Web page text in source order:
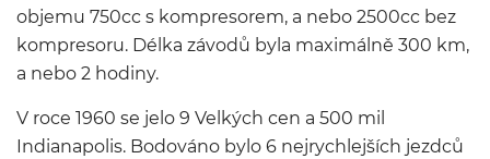
objemu 750cc s kompresorem, a nebo 2500cc bez
kompresoru. Délka závodů byla maximálně 300 km,
a nebo 2 hodiny.
V roce 1960 se jelo 9 Velkých cen a 500 mil
Indianapolis. Bodováno bylo 6 nejrychlejších jezdců